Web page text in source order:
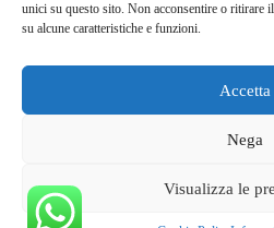
unici su questo sito. Non acconsentire o ritirare
su alcune caratteristiche e funzioni.
Accetta
Nega
Visualizza le
Email: